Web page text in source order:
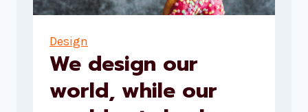
looks
feels
like.
Design
Design
We design our
world, while our